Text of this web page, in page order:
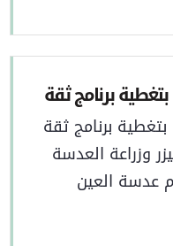
برنامج ثقة
برنامج ثقة
وزراعة العدسة
عدسة العين